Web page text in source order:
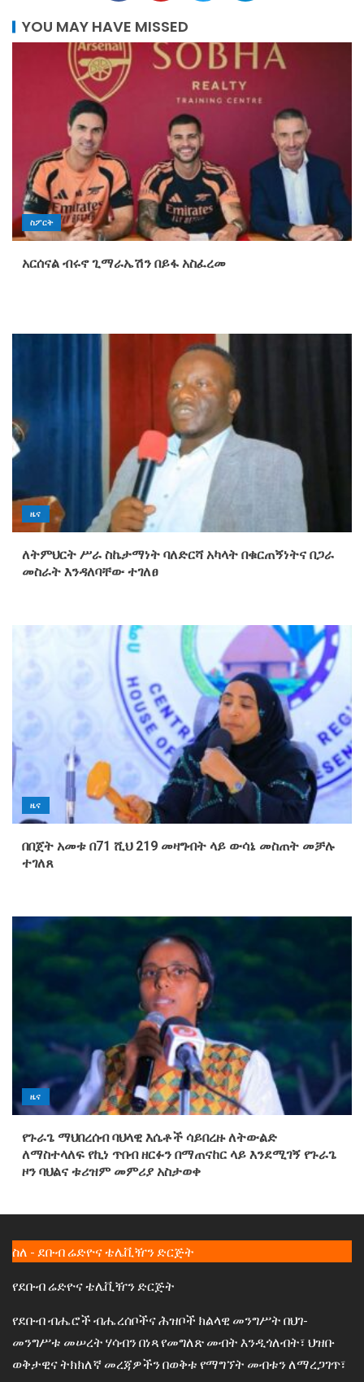
YOU MAY HAVE MISSED
ስፖርት
አርሰናል ብሩኖ ጊማራኤሽን በይፋ አስፈረመ
ዜና
ለትምህርት ሥራ ስኬታማነት ባለድርሻ አካላት በቁርጠኝነትና በጋራ
መስራት እንዳለባቸው ተገለፀ
ዜና
በበጀት አመቱ በ71 ሺህ 219 መዛግብት ላይ ውሳኔ መስጠት መቻሉ
ተገለጸ
ዜና
የጉራጌ ማህበረሰብ ባህላዊ እሴቶች ሳይበረዙ ለትውልድ
ለማስተላለፍ የኪነ ጥበብ ዘርፉን በማጠናከር ላይ እንደሚገኝ የጉራጌ
ዞን ባህልና ቱሪዝም መምሪያ አስታወቀ
ስለ - ደቡብ ሬድዮና ቴሌቪዥን ድርጅት
የደቡብ ሬድዮና ቴሌቪዥን ድርጅት
የደቡብ ብሔሮች ብሔረሰቦችና ሕዝቦች ክልላዊ መንግሥት በህገ-
መንግሥቱ መሠረት ሃሳብን በነጻ የመግለጽ መብት እንዲጎለብት፣ ህዝቡ
ወቅታዊና ትክክለኛ መረጃዎችን በወቅቱ የማግኘት መብቱን ለማረጋገጥ፣